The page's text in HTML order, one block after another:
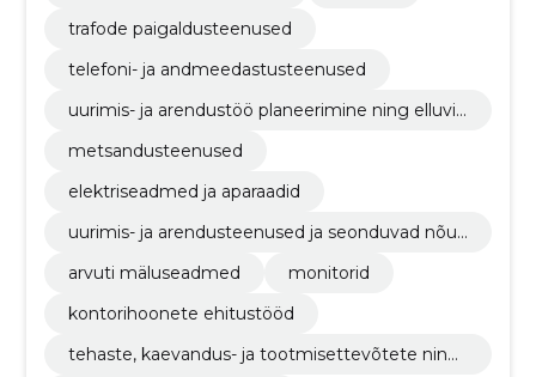
trafode paigaldusteenused
telefoni- ja andmeedastusteenused
uurimis- ja arendustöö planeerimine ning elluvii
metsandusteenused
elektriseadmed ja aparaadid
uurimis- ja arendusteenused ja seonduvad nõus
arvuti mäluseadmed
monitorid
kontorihoonete ehitustööd
tehaste, kaevandus- ja tootmisettevõtete ning